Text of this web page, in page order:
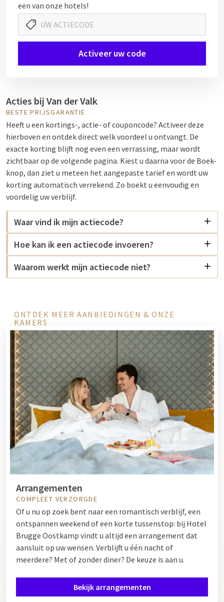
een van onze hotels!
Activeer uw code
Acties bij Van der Valk
BESTE PRIJSGARANTIE
Heeft u een kortings-, actie- of couponcode? Activeer deze
hierboven en ontdek direct welk voordeel u ontvangt. De
exacte korting blijft nog even een verrassing, maar wordt
zichtbaar op de volgende pagina. Kiest u daarna voor de Boek-
knop, dan ziet u meteen het aangepaste tarief en wordt uw
korting automatisch verrekend. Zo boekt u eenvoudig en
voordelig uw verblijf.
Waar vind ik mijn actiecode?
Hoe kan ik een actiecode invoeren?
Waarom werkt mijn actiecode niet?
ONTDEK MEER AANBIEDINGEN & ONZE
KAMERS
Arrangementen
COMPLEET VERZORGDE
Of u nu op zoek bent naar een romantisch verblijf, een
ontspannen weekend of een korte tussenstop: bij Hotel
Brugge Oostkamp vindt u altijd een arrangement dat
aansluit op uw wensen. Verblijft u één nacht of
meerdere? Met of zonder diner? De keuze is aan u.
Bekijk arrangementen